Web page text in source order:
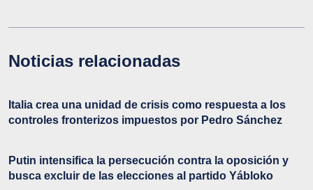
Noticias relacionadas
Italia crea una unidad de crisis como respuesta a los
controles fronterizos impuestos por Pedro Sánchez
Putin intensifica la persecución contra la oposición y
busca excluir de las elecciones al partido Yábloko